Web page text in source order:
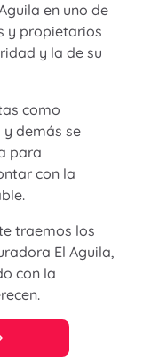
en uno de
y propietarios
y la de su
como
demás se
para
con la
traemos los
El Aguila,
con la